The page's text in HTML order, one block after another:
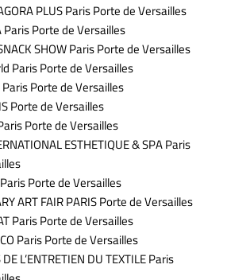
PLUS Paris Porte de Versailles
Paris Porte de Versailles
SHOW Paris Porte de Versailles
Paris Porte de Versailles
Paris Porte de Versailles
Porte de Versailles
Porte de Versailles
ESTHETIQUE & SPA Paris
Porte de Versailles
ART FAIR PARIS Porte de Versailles
Paris Porte de Versailles
Paris Porte de Versailles
DE L’ENTRETIEN DU TEXTILE Paris